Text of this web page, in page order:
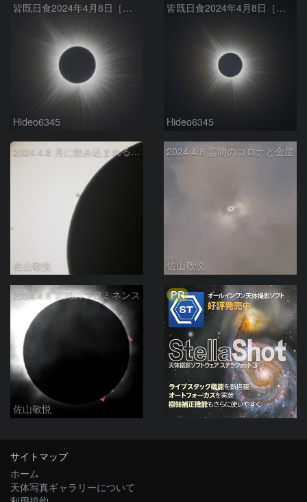
皆既日食2024年4月8日［外部コロナ f600mm］
Hideo6345
皆既日食2024年4月8日［外部コロナ f400mm］
Hideo6345
2024.4.8 月に飲み込まれる黒点
佐山敬悦
2024.4.8 雲間のコロナと金星
佐山敬悦
2024.4.8 雲間のプロミネンス
佐山敬悦
PR
サイトマップ
ホーム
天体写真ギャラリーについて